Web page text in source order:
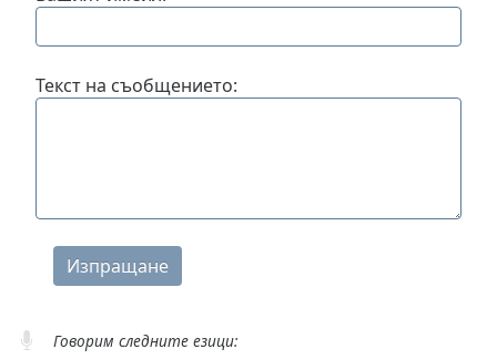
Time-
Chapters
Descriptions
descriptions
Текст на съобщението:
Говорим следните езици: